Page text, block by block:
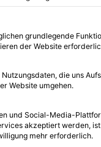
0 10 3
Gruppen, für die eine
grundlegende
der Website
die uns
Website umgehen.
und Social-Media-
akzeptiert werden,
mehr erforderlich.